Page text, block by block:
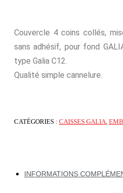
Couvercle 4 coins collés,
sans adhésif, pour fond
type Galia C12.
Qualité simple cannelure.
CATÉGORIES : CAISSES GALIA
INFORMATIONS